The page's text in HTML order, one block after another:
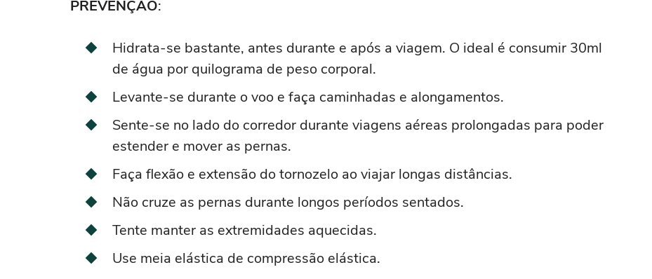
PREVENÇÃO:
Hidrata-se bastante, antes durante e após a viagem. O ideal é consumir 30ml
de água por quilograma de peso corporal.
Levante-se durante o voo e faça caminhadas e alongamentos.
Sente-se no lado do corredor durante viagens aéreas prolongadas para poder
estender e mover as pernas.
Faça flexão e extensão do tornozelo ao viajar longas distâncias.
Não cruze as pernas durante longos períodos sentados.
Tente manter as extremidades aquecidas.
Use meia elástica de compressão elástica.